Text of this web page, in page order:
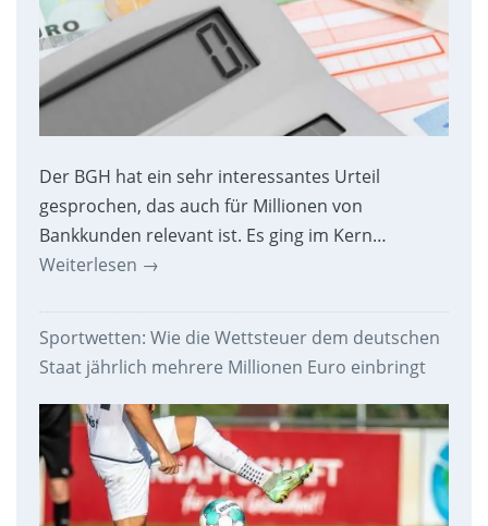
Der BGH hat ein sehr interessantes Urteil
gesprochen, das auch für Millionen von
Bankkunden relevant ist. Es ging im Kern…
Weiterlesen →
Sportwetten: Wie die Wettsteuer dem deutschen
Staat jährlich mehrere Millionen Euro einbringt